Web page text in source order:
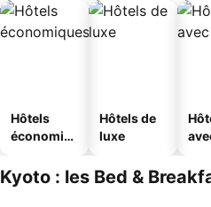
Hôtels
économiq
Hôtels de
luxe
Kyoto : les Bed &